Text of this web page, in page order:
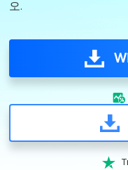
오.

